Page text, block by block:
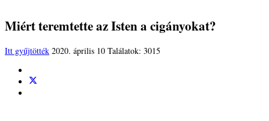
Miért teremtette az Isten a cigányokat?
Itt gyűjtötték 2020. április 10 Találatok: 3015